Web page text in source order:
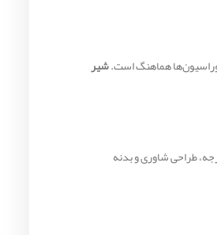
هماهنگ است.شیر
نشان‌دهنده کیفیت بالا و دوام طولانی محصول است. قابلیت چرخش ۳۶۰ درجه، طراحی شاوری و بدنه